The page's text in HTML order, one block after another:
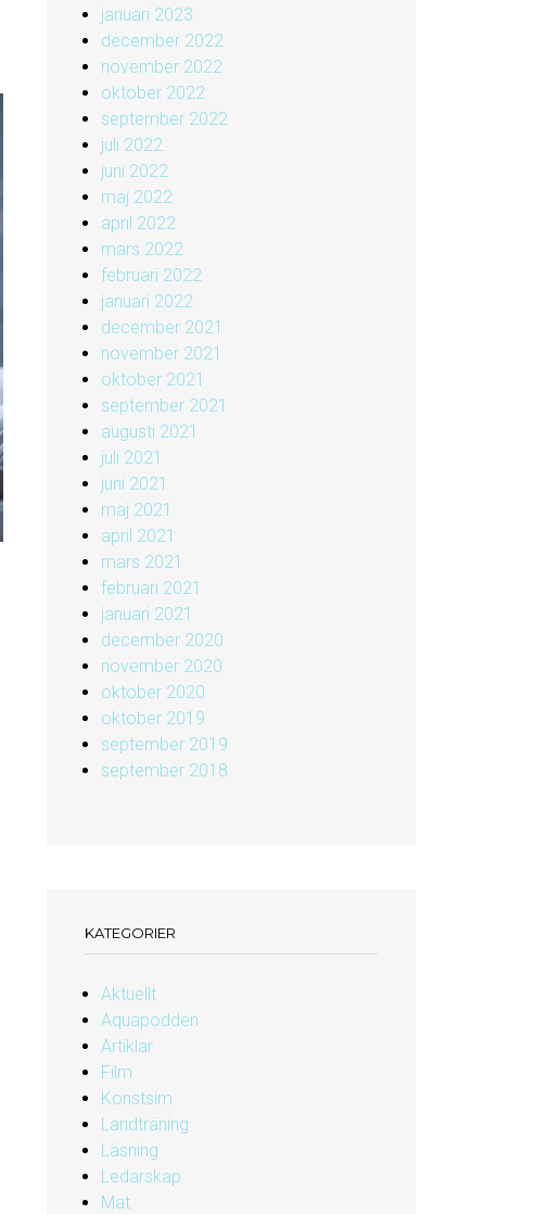
januari 2023
december 2022
november 2022
oktober 2022
september 2022
juli 2022
juni 2022
maj 2022
april 2022
mars 2022
februari 2022
januari 2022
december 2021
november 2021
oktober 2021
september 2021
augusti 2021
juli 2021
juni 2021
maj 2021
april 2021
mars 2021
februari 2021
januari 2021
december 2020
november 2020
oktober 2020
oktober 2019
september 2019
september 2018
KATEGORIER
Aktuellt
Aquapodden
Artiklar
Film
Konstsim
Landträning
Läsning
Ledarskap
Mat